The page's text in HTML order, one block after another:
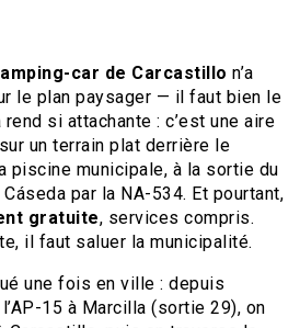
car de Carcastillo n’a
le plan paysager — il faut bien le
si attachante : c’est une aire
un terrain plat derrière le
piscine municipale, à la sortie du
par la NA-534. Et pourtant,
gratuite, services compris.
il faut saluer la municipalité.
une fois en ville : depuis
15 à Marcilla (sortie 29), on